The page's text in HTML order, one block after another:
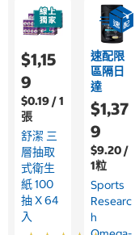
$1,15
9
$0.19 / 1
張
舒潔 三
層抽取
式衛生
紙 100
抽 X 64
入
速配限
區隔日
達
$1,37
9
$9.20 /
1粒
Sports
Researc
H